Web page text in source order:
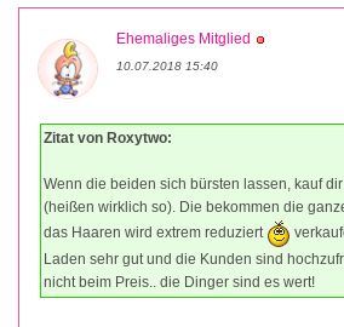
Ehemaliges Mitglied
10.07.2018 15:40
Zitat von Roxytwo:
Wenn die beiden sich bürsten lassen, kauf
(heißen wirklich so). Die bekommen die
das Haaren wird extrem reduziert
Laden sehr gut und die Kunden sind
nicht beim Preis.. die Dinger sind es wert!